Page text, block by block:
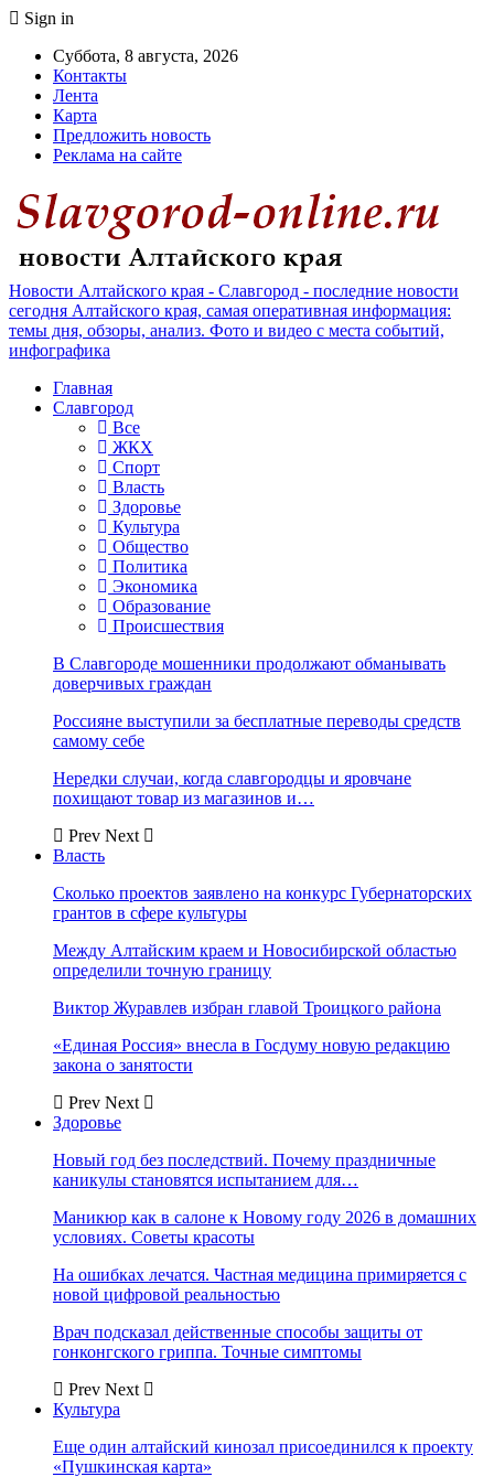
Sign in
Суббота, 8 августа, 2026
Контакты
Лента
Карта
Предложить новость
Реклама на сайте
Новости Алтайского края - Славгород - последние новости
сегодня Алтайского края, самая оперативная информация:
темы дня, обзоры, анализ. Фото и видео с места событий,
инфографика
Главная
Славгород
Все
ЖКХ
Спорт
Власть
Здоровье
Культура
Общество
Политика
Экономика
Образование
Происшествия
В Славгороде мошенники продолжают обманывать
доверчивых граждан
Россияне выступили за бесплатные переводы средств
самому себе
Нередки случаи, когда славгородцы и яровчане
похищают товар из магазинов и…
Prev Next
Власть
Сколько проектов заявлено на конкурс Губернаторских
грантов в сфере культуры
Между Алтайским краем и Новосибирской областью
определили точную границу
Виктор Журавлев избран главой Троицкого района
«Единая Россия» внесла в Госдуму новую редакцию
закона о занятости
Prev Next
Здоровье
Новый год без последствий. Почему праздничные
каникулы становятся испытанием для…
Маникюр как в салоне к Новому году 2026 в домашних
условиях. Советы красоты
На ошибках лечатся. Частная медицина примиряется с
новой цифровой реальностью
Врач подсказал действенные способы защиты от
гонконгского гриппа. Точные симптомы
Prev Next
Культура
Еще один алтайский кинозал присоединился к проекту
«Пушкинская карта»